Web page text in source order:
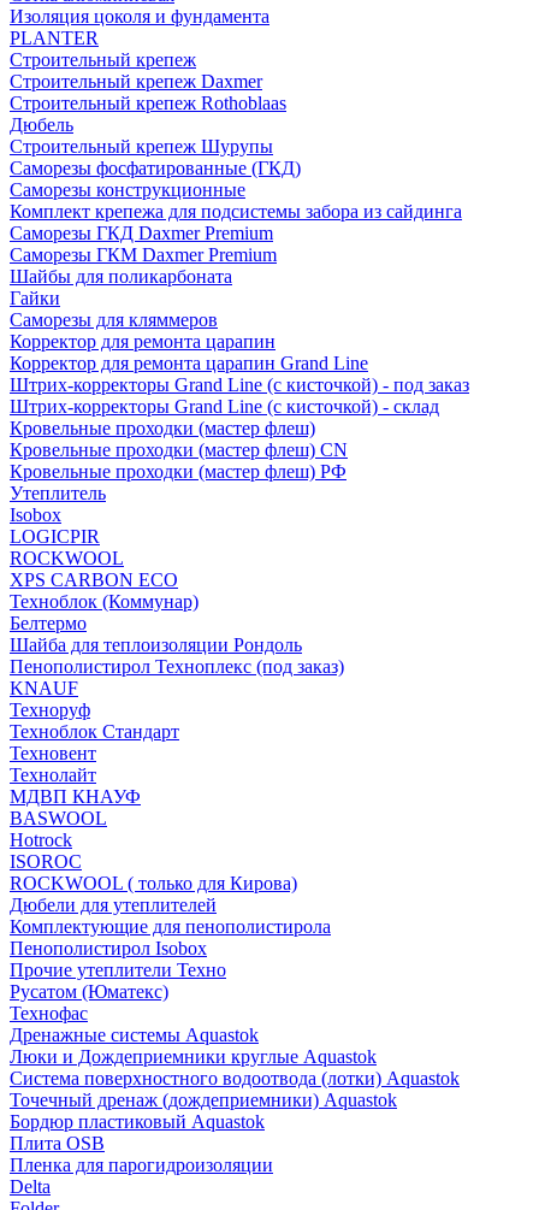
Изоляция цоколя и фундамента
PLANTER
Строительный крепеж
Строительный крепеж Daxmer
Строительный крепеж Rothoblaas
Дюбель
Строительный крепеж Шурупы
Саморeзы фосфатированные (ГКД)
Саморезы конструкционные
Комплект крепежа для подсистемы забора из сайдинга
Саморезы ГКД Daxmer Premium
Саморезы ГКМ Daxmer Premium
Шайбы для поликарбоната
Гайки
Саморезы для кляммеров
Корректор для ремонта царапин
Корректор для ремонта царапин Grand Line
Штрих-корректоры Grand Line (с кисточкой) - под заказ
Штрих-корректоры Grand Line (с кисточкой) - склад
Кровельные проходки (мастер флеш)
Кровельные проходки (мастер флеш) CN
Кровельные проходки (мастер флеш) РФ
Утеплитель
Isobox
LOGICPIR
ROCKWOOL
XPS CARBON ECO
Техноблок (Коммунар)
Белтермо
Шайба для теплоизоляции Рондоль
Пенополистирол Техноплекс (под заказ)
KNАUF
Технoруф
Техноблок Стандарт
Техновент
Технолайт
МДВП КНАУФ
BASWOOL
Hotrock
ISOROC
ROCKWOOL ( только для Кирова)
Дюбели для утеплителей
Комплектующие для пенополистирола
Пенополистирол Isobox
Прочие утеплители Техно
Русатом (Юматекс)
Технофас
Дренажные системы Aquastok
Люки и Дождеприемники круглые Aquastok
Система поверхностного водоотвода (лотки) Aquastok
Точечный дренаж (дождеприемники) Aquastok
Бордюр пластиковый Aquastok
Плита OSB
Пленка для парогидроизоляции
Delta